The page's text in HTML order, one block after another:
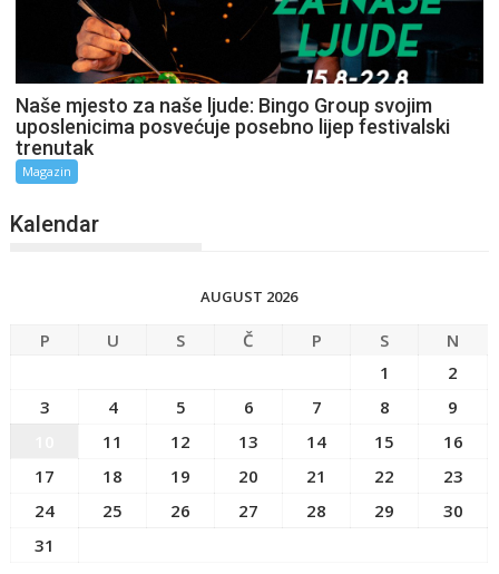
Naše mjesto za naše ljude: Bingo Group svojim
uposlenicima posvećuje posebno lijep festivalski
trenutak
Magazin
Kalendar
AUGUST 2026
P U S Č P S
N
1
2
3
4 5 6 7 8
9
11 12 13 14 15
16
17
18 19 20 21 22
23
24
25 26 27 28 29
30
31